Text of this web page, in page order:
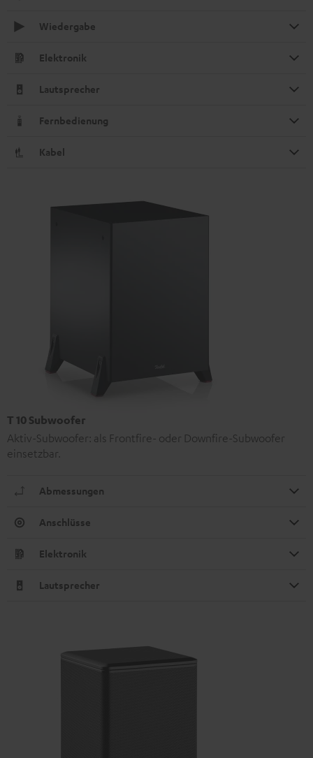
Wiedergabe
Elektronik
Lautsprecher
Fernbedienung
Kabel
T 10 Subwoofer
Aktiv-Subwoofer: als Frontfire- oder Downfire-Subwoofer
einsetzbar.
Abmessungen
Anschlüsse
Elektronik
Lautsprecher